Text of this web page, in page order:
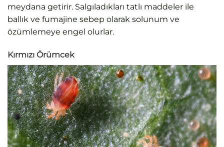
meydana getirir. Salgıladıkları tatlı maddeler ile
ballık ve fumajine sebep olarak solunum ve
özümlemeye engel olurlar.
Kırmızı Örümcek